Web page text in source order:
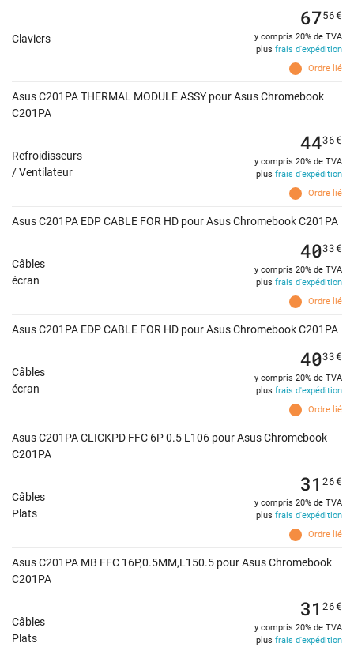
Claviers
Ordre lié
6756€
y compris 20% de TVA
plus frais d'expédition
Asus C201PA THERMAL MODULE ASSY pour Asus Chromebook
C201PA
Refroidisseurs
/ Ventilateur
Ordre lié
4436€
y compris 20% de TVA
plus frais d'expédition
Asus C201PA EDP CABLE FOR HD pour Asus Chromebook C201PA
Câbles
écran
Ordre lié
4033€
y compris 20% de TVA
plus frais d'expédition
Asus C201PA EDP CABLE FOR HD pour Asus Chromebook C201PA
Câbles
écran
Ordre lié
4033€
y compris 20% de TVA
plus frais d'expédition
Asus C201PA CLICKPD FFC 6P 0.5 L106 pour Asus Chromebook
C201PA
Câbles
Plats
Ordre lié
31 26€
y compris 20% de TVA
plus frais d'expédition
Asus C201PA MB FFC 16P,0.5MM,L150.5 pour Asus Chromebook
C201PA
Câbles
Plats
31 26€
y compris 20% de TVA
plus frais d'expédition